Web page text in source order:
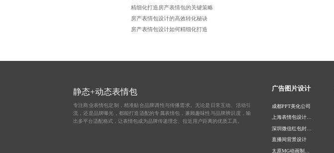
精细化打造房产表情包的关键策略
房产表情包设计的高效转化秘诀
房产表情包设计如何精细化打造
静态+动态表情包
专注商业表情包定制，精准贴合品牌调性与传播需求。无论是日常互动、活动引
流，还是品牌曝光，都能打造适配的专属表情包，兼顾趣味性与品牌辨识度，输
出多平台适配格式，让表情包成为品牌传递理念、拉近用户距离的优质工具。
广告图片设计
成都PPT美化公司
上海表情包设计公司
直播间背景设计